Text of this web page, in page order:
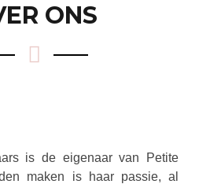
ONS
is de eigenaar van Petite
maken is haar passie, al